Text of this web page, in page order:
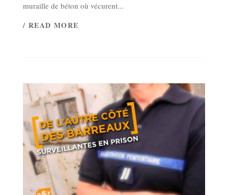
muraille de béton où vécurent...
/ READ MORE